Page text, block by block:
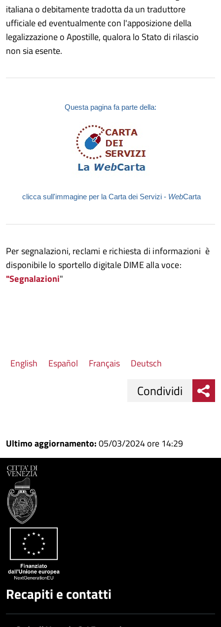
italiana o debitamente tradotta da un traduttore
ufficiale ed eventualmente con l'apposizione della
legalizzazione o Apostille, qualora lo Stato di rilascio
non sia esente.
Questa pagina fa parte della:
clicca sull'immagine per la Carta dei Servizi - WebCarta
Per segnalazioni, reclami e richiesta di informazioni è
disponibile lo sportello digitale DIME alla voce:
"Segnalazioni"
English Español Français Deutsch
su
Facebook
Condividi
su
Condividi
Condividi
Ultimo aggiornamento:05/03/2024 ore 14:29
Recapiti e contatti